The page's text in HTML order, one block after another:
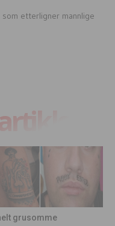
etterligner mannlige
grusomme